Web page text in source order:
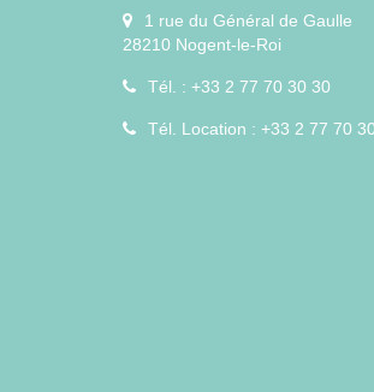
1 rue du Général de Gaulle
28210 Nogent-le-Roi
Tél. : +33 2 77 70 30 30
Tél. Location : +33 2 77 70